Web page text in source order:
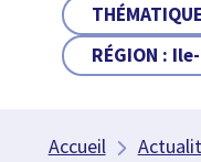
RÉGION :
Accueil